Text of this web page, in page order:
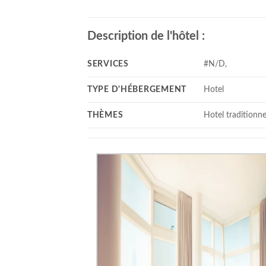
Description de l'hôtel :
SERVICES #N/D,
TYPE D'HÉBERGEMENT Hotel
THÈMES Hotel